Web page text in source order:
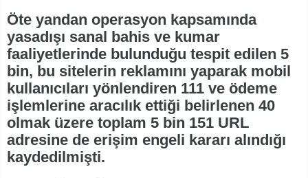
Öte yandan operasyon kapsamında
yasadışı sanal bahis ve kumar
faaliyetlerinde bulunduğu tespit edilen 5
bin, bu sitelerin reklamını yaparak mobil
kullanıcıları yönlendiren 111 ve ödeme
işlemlerine aracılık ettiği belirlenen 40
olmak üzere toplam 5 bin 151 URL
adresine de erişim engeli kararı alındığı
kaydedilmişti.